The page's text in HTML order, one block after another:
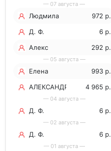
Боровских
— 07 августа —
Людмила
972 р.
Д. Ф.
6 р.
Алекс
292 р.
— 05 августа —
Елена
993 р.
АЛЕКСАНДР
4 965 р.
— 04 августа —
Д. Ф. 6 р.
— 02 августа —
Д. Ф. 6 р.
— 01 августа —